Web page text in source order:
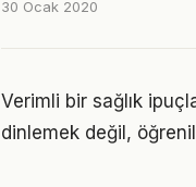
30 Ocak 2020
Verimli bir sağlık
dinlemek değil,